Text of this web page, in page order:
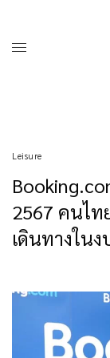
Leisure
2567 คนไ
เดินทางใน